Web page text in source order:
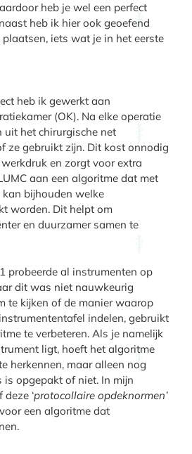
heb je wel een perfect
heb ik hier ook geoefend
iets wat je in het eerste
heb ik gewerkt aan
(OK). Na elke operatie
het chirurgische net
ze gebruikt zijn. Dit kost onnodig
en zorgt voor extra
aan een algoritme dat met
bijhouden welke
worden. Dit helpt om
en duurzamer samen te
probeerde al instrumenten op
dit was niet nauwkeurig
te kijken of de manier waarop
indelen, gebruikt
te verbeteren. Als je namelijk
ligt, hoeft het algoritme
herkennen, maar alleen nog
is opgepakt of niet. In mijn
‘protocollaire opdeknormen’
een algoritme dat